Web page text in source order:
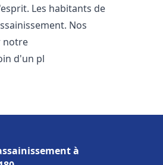
Les habitants de
Nos
notre
d'un pl
à